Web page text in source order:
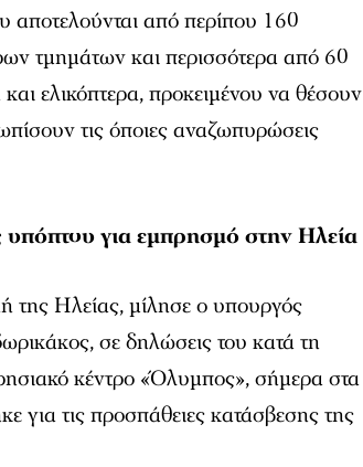
αποτελούνται από περίπου 160
τμημάτων και περισσότερα από 60
ελικόπτερα, προκειμένου να θέσουν
τις όποιες αναζωπυρώσεις
για εμπρησμό στην Ηλεία
της Ηλείας, μίλησε ο υπουργός
σε δηλώσεις του κατά τη
κέντρο «Όλυμπος», σήμερα στα
για τις προσπάθειες κατάσβεσης της